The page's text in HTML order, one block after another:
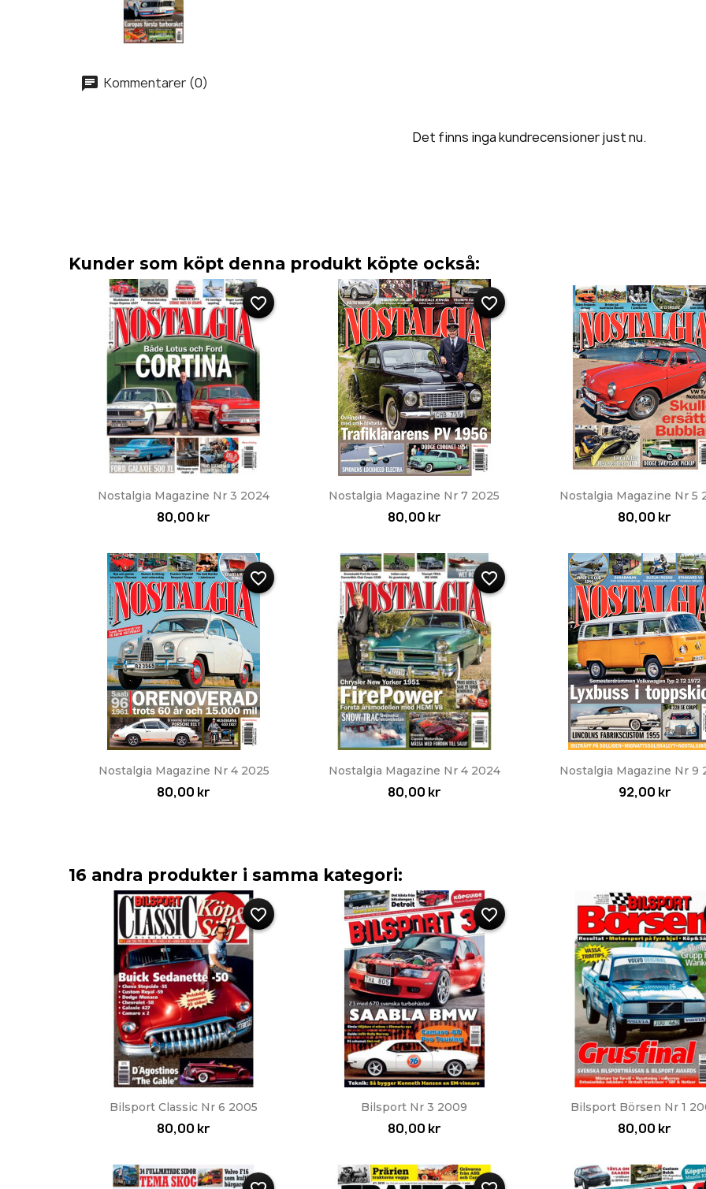
Kommentarer (0)
Det finns inga kundrecensioner just nu.
Kunder som köpt denna produkt köpte också:
Snabbvy
Nostalgia Magazine Nr 3 2024
80,00 kr
favorite_border
Snabbvy
Nostalgia Magazine Nr 7 2025
80,00 kr
favorite_border
Snabbvy
Nostalgia Magazine Nr 5
80,00 kr
Snabbvy
Nostalgia Magazine Nr 4 2025
80,00 kr
favorite_border
Snabbvy
Nostalgia Magazine Nr 4 2024
80,00 kr
favorite_border
Snabbvy
Nostalgia Magazine Nr 9
92,00 kr
16 andra produkter i samma kategori:
Snabbvy
Bilsport Classic Nr 6 2005
80,00 kr
favorite_border
Snabbvy
Bilsport Nr 3 2009
80,00 kr
favorite_border
Snabbvy
Bilsport Börsen Nr 1
80,00 kr